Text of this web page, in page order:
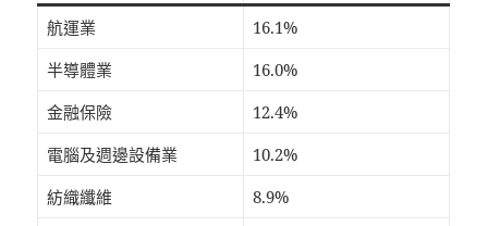
航運業
16.1%
半導體業
16.0%
金融保險
12.4%
電腦及週邊設備業
10.2%
紡織纖維
8.9%